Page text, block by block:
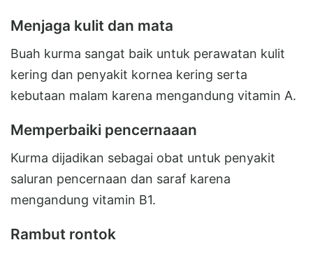
Menjaga kulit dan mata
Buah kurma sangat baik untuk perawatan kulit
kering dan penyakit kornea kering serta
kebutaan malam karena mengandung vitamin A.
Memperbaiki pencernaaan
Kurma dijadikan sebagai obat untuk penyakit
saluran pencernaan dan saraf karena
mengandung vitamin B1.
Rambut rontok